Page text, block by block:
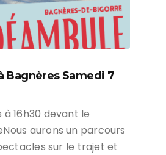
Bagnères Samedi 7
à 16h30 devant le
aurons un parcours
sur le trajet et